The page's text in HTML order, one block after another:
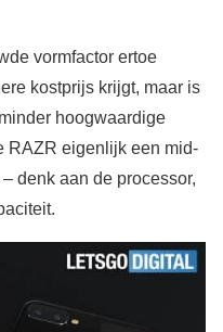
vormfactor ertoe
kostprijs krijgt, maar is
hoogwaardige
RAZR eigenlijk een mid-
denk aan de processor,